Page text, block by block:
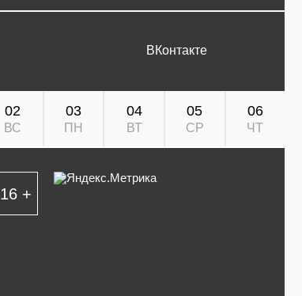
ВКонтакте
02
ВС
03
ПН
04
ВТ
05
СР
06
ЧТ
16 +